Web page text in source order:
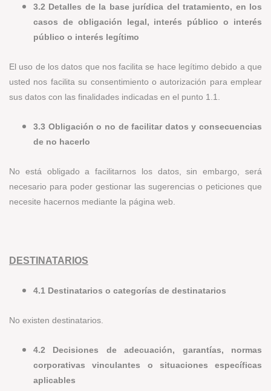
3.2 Detalles de la base jurídica del tratamiento, en los
casos de obligación legal, interés público o interés
público o interés legítimo
El uso de los datos que nos facilita se hace legítimo debido a que
usted nos facilita su consentimiento o autorización para emplear
sus datos con las finalidades indicadas en el punto 1.1.
3.3 Obligación o no de facilitar datos y consecuencias
de no hacerlo
No está obligado a facilitarnos los datos, sin embargo, será
necesario para poder gestionar las sugerencias o peticiones que
necesite hacernos mediante la página web.
DESTINATARIOS
4.1 Destinatarios o categorías de destinatarios
No existen destinatarios.
4.2 Decisiones de adecuación, garantías, normas
corporativas vinculantes o situaciones específicas
aplicables